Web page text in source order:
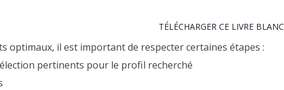
TÉLÉCHARGER CE LIVRE BLANC
optimaux, il est important de respecter certaines étapes :
pertinents pour le profil recherché